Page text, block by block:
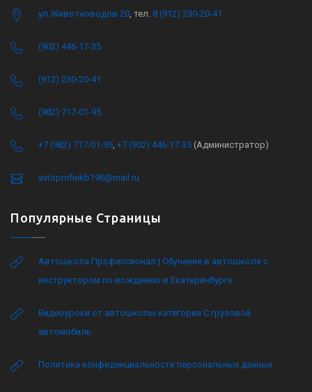
ул.Животноводов 20, тел. 8 (912) 230-20-41
(902) 446-17-35
(912) 230-20-41
(982) 717-01-95
+7 (982) 717-01-95, +7 (902) 446-17-35 (Администратор)
avtoprofiekb196@mail.ru
Популярные Страницы
Автошкола Профессионал | Обучение в автошколе с
инструктором по вождению в Екатеринбурге
Видеоуроки от автошколы категория C грузовой
автомобиль
Политика конфиденциальности персональных данных